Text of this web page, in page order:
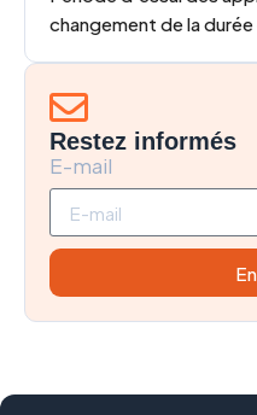
changement de la
Restez informés
E-mail